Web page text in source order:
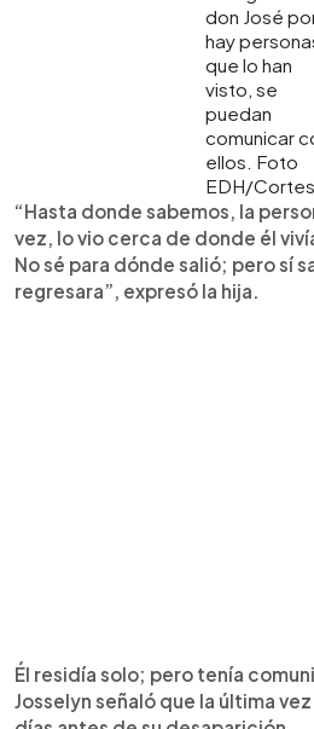
don José
hay
que lo han
visto, se
puedan
comunicar
ellos. Foto
EDH/
“Hasta donde sabemos, la
vez, lo vio cerca de donde él
No sé para dónde salió; pero sí
regresara”, expresó la hija.
Él residía solo; pero tenía
Josselyn señaló que la última